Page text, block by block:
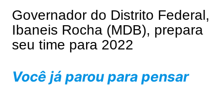
Governador do Distrito Federal,
Ibaneis Rocha (MDB), prepara
seu time para 2022
Você já parou para pensar